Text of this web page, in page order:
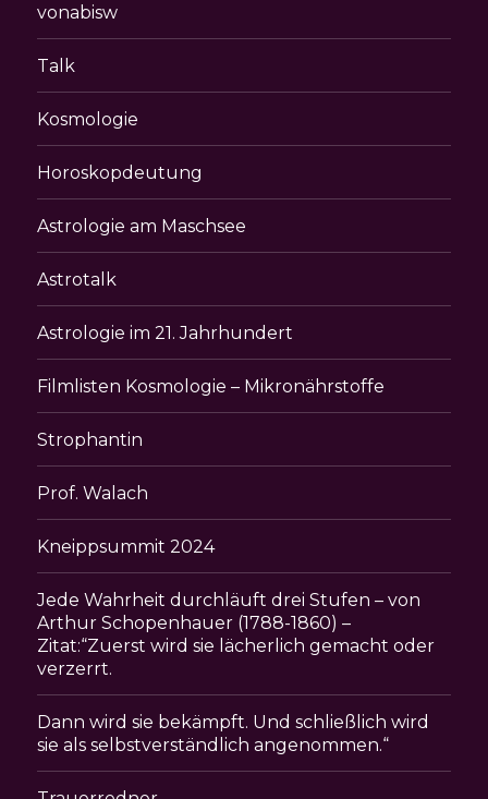
vonabisw
Talk
Kosmologie
Horoskopdeutung
Astrologie am Maschsee
Astrotalk
Astrologie im 21. Jahrhundert
Filmlisten Kosmologie – Mikronährstoffe
Strophantin
Prof. Walach
Kneippsummit 2024
Jede Wahrheit durchläuft drei Stufen – von
Arthur Schopenhauer (1788-1860) –
Zitat:“Zuerst wird sie lächerlich gemacht oder
verzerrt.
Dann wird sie bekämpft. Und schließlich wird
sie als selbstverständlich angenommen.“